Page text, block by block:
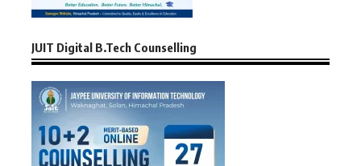
JUIT Digital B.Tech Counselling